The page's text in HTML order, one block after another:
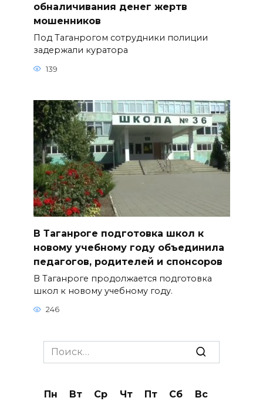
обналичивания денег жертв
мошенников
Под Таганрогом сотрудники полиции
задержали куратора
139
В Таганроге подготовка школ к
новому учебному году объединила
педагогов, родителей и спонсоров
В Таганроге продолжается подготовка
школ к новому учебному году.
246
Search
for:
Пн Вт Ср Чт Пт Сб
Вс